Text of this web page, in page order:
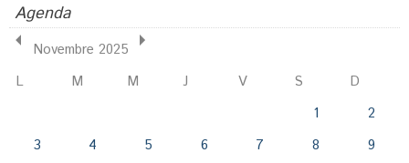
Agenda
Novembre 2025
L
M M J V S
D
1
2
3
4 5 6 7 8
9